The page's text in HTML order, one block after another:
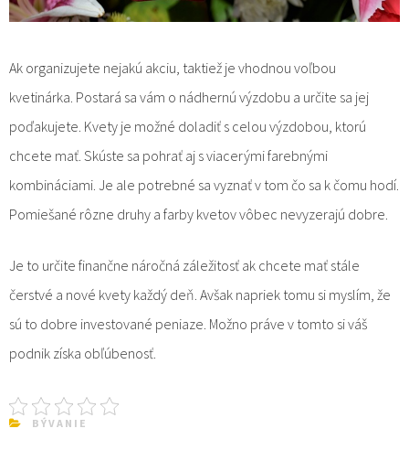
Ak organizujete nejakú akciu, taktiež je vhodnou voľbou
kvetinárka. Postará sa vám o nádhernú výzdobu a určite sa jej
poďakujete. Kvety je možné doladiť s celou výzdobou, ktorú
chcete mať. Skúste sa pohrať aj s viacerými farebnými
kombináciami. Je ale potrebné sa vyznať v tom čo sa k čomu hodí.
Pomiešané rôzne druhy a farby kvetov vôbec nevyzerajú dobre.
Je to určite finančne náročná záležitosť ak chcete mať stále
čerstvé a nové kvety každý deň. Avšak napriek tomu si myslím, že
sú to dobre investované peniaze. Možno práve v tomto si váš
podnik získa obľúbenosť.
BÝVANIE